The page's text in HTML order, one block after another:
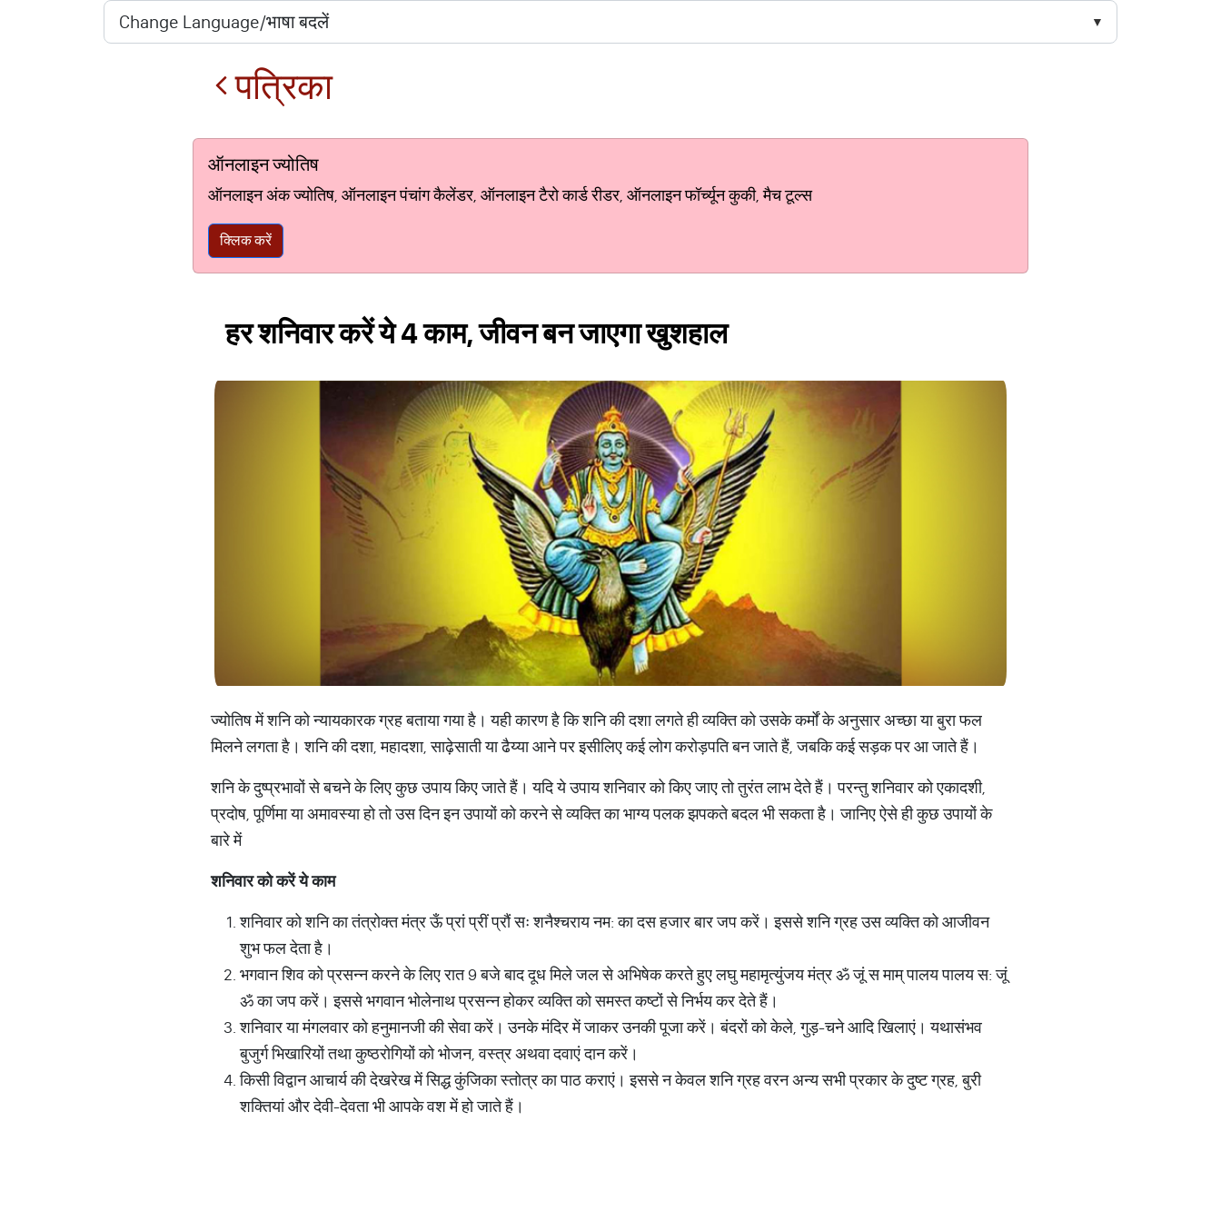
पत्रिका
ऑनलाइन ज्योतिष
ऑनलाइन अंक ज्योतिष, ऑनलाइन पंचांग कैलेंडर, ऑनलाइन टैरो कार्ड रीडर, ऑनलाइन फॉर्च्यून कुकी, मैच टूल्स
क्लिक करें
हर शनिवार करें ये 4 काम, जीवन बन जाएगा खुशहाल
ज्योतिष में शनि को न्यायकारक ग्रह बताया गया है। यही कारण है कि शनि की दशा लगते ही व्यक्ति को उसके कर्मों के अनुसार अच्छा या बुरा फल
मिलने लगता है। शनि की दशा, महादशा, साढ़ेसाती या ढैय्या आने पर इसीलिए कई लोग करोड़पति बन जाते हैं, जबकि कई सड़क पर आ जाते हैं।
शनि के दुष्प्रभावों से बचने के लिए कुछ उपाय किए जाते हैं। यदि ये उपाय शनिवार को किए जाए तो तुरंत लाभ देते हैं। परन्तु शनिवार को एकादशी,
प्रदोष, पूर्णिमा या अमावस्या हो तो उस दिन इन उपायों को करने से व्यक्ति का भाग्य पलक झपकते बदल भी सकता है। जानिए ऐसे ही कुछ उपायों के
बारे में
शनिवारकोकरेंयेकाम
शनिवार को शनि का तंत्रोक्त मंत्र ऊँ प्रां प्रीं प्रौं सः शनैश्चराय नम: का दस हजार बार जप करें। इससे शनि ग्रह उस व्यक्ति को आजीवन
शुभ फल देता है।
भगवान शिव को प्रसन्न करने के लिए रात 9 बजे बाद दूध मिले जल से अभिषेक करते हुए लघु महामृत्युंजय मंत्र ॐ जूं स माम् पालय पालय स: जूं
ॐ का जप करें। इससे भगवान भोलेनाथ प्रसन्न होकर व्यक्ति को समस्त कष्टों से निर्भय कर देते हैं।
शनिवार या मंगलवार को हनुमानजी की सेवा करें। उनके मंदिर में जाकर उनकी पूजा करें। बंदरों को केले, गुड़-चने आदि खिलाएं। यथासंभव
बुजुर्ग भिखारियों तथा कुष्ठरोगियों को भोजन, वस्त्र अथवा दवाएं दान करें।
किसी विद्वान आचार्य की देखरेख में सिद्ध कुंजिका स्तोत्र का पाठ कराएं। इससे न केवल शनि ग्रह वरन अन्य सभी प्रकार के दुष्ट ग्रह, बुरी
शक्तियां और देवी-देवता भी आपके वश में हो जाते हैं।